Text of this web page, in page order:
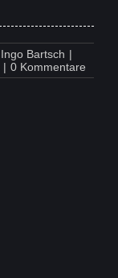
Ingo Bartsch |
| 0 Kommentareon